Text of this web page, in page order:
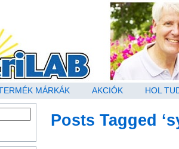
MÁRKÁK AKCIÓK HOL
Posts Tagged